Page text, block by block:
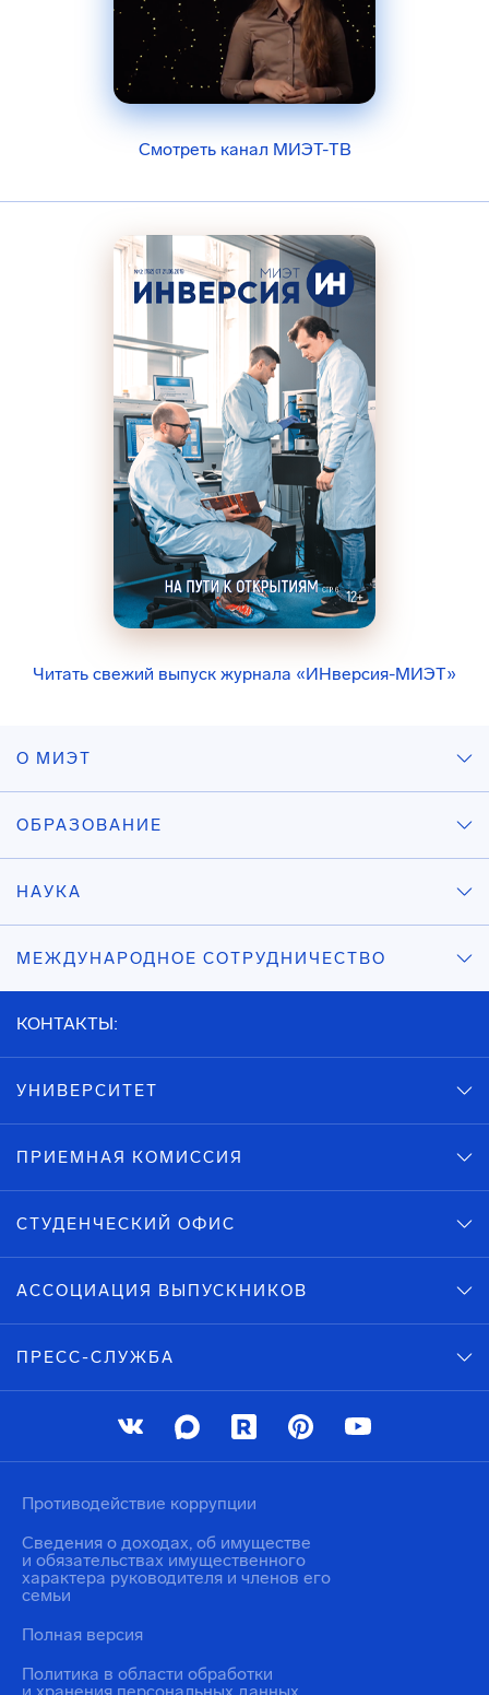
Смотреть канал МИЭТ-ТВ
Читать свежий выпуск журнала «ИНверсия-МИЭТ»
О МИЭТ
ОБРАЗОВАНИЕ
НАУКА
МЕЖДУНАРОДНОЕ СОТРУДНИЧЕСТВО
КОНТАКТЫ:
УНИВЕРСИТЕТ
ПРИЕМНАЯ КОМИССИЯ
СТУДЕНЧЕСКИЙ ОФИС
АССОЦИАЦИЯ ВЫПУСКНИКОВ
ПРЕСС-СЛУЖБА
Политика в области обработки
Противодействие коррупции
Сведения о доходах, об имуществе
и обязательствах имущественного
характера руководителя и членов его
семьи
Полная версия